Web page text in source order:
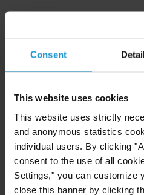
Consent
This website uses cookies
This website uses strictly
and anonymous statistics
individual users. By clicking
consent to the use of all
Settings," you can customize
close this banner by clicking
Goethe University,
Staatsexamen
ANWALTSZULASSUNG